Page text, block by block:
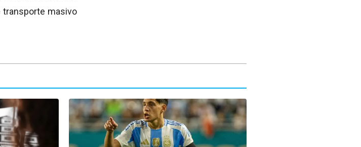
transporte masivo